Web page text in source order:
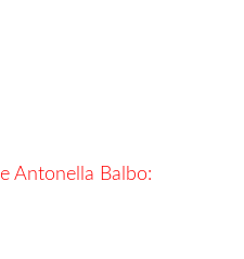
Antonella Balbo: